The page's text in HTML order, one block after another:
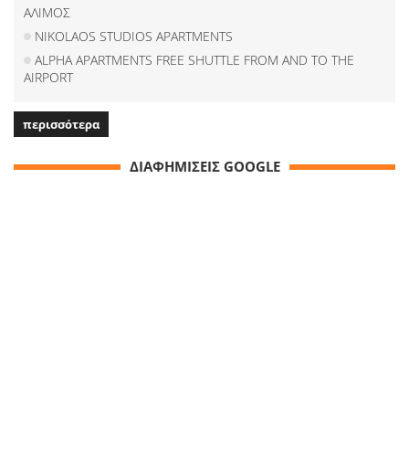
ΑΛΙΜΟΣ
NIKOLAOS STUDIOS APARTMENTS
ALPHA APARTMENTS FREE SHUTTLE FROM AND TO THE
AIRPORT
περισσότερα
ΔΙΑΦΗΜΙΣΕΙΣ GOOGLE